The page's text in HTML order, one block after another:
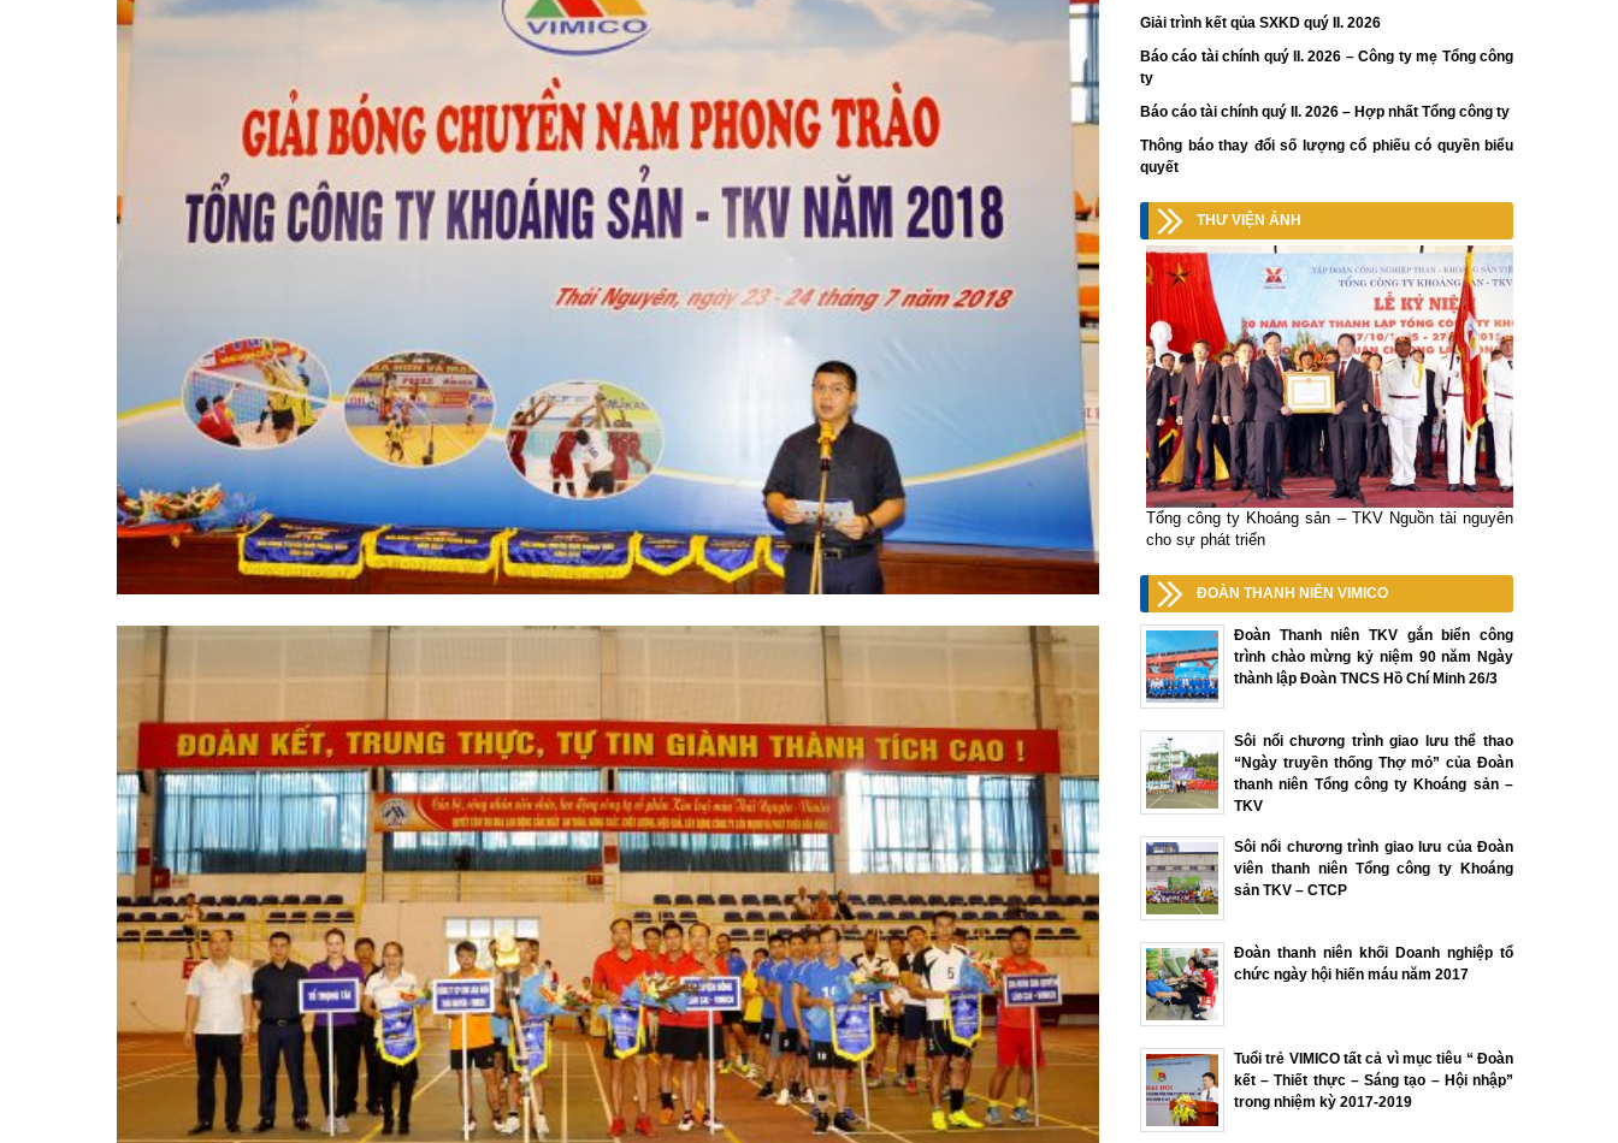
Giải trình kết qủa SXKD quý II. 2026
Báo cáo tài chính quý II. 2026 – Công ty mẹ Tổng công
ty
Báo cáo tài chính quý II. 2026 – Hợp nhất Tổng công ty
Thông báo thay đổi số lượng cổ phiếu có quyền biểu
quyết
THƯ VIỆN ẢNH
Tổng công ty Khoáng sản – TKV Nguồn tài nguyên
cho sự phát triển
ĐOÀN THANH NIÊN VIMICO
Đoàn Thanh niên TKV gắn biển công
trình chào mừng kỷ niệm 90 năm Ngày
thành lập Đoàn TNCS Hồ Chí Minh 26/3
Sôi nổi chương trình giao lưu thể thao
“Ngày truyền thống Thợ mỏ” của Đoàn
thanh niên Tổng công ty Khoáng sản –
TKV
Sôi nổi chương trình giao lưu của Đoàn
viên thanh niên Tổng công ty Khoáng
sản TKV – CTCP
Đoàn thanh niên khối Doanh nghiệp tổ
chức ngày hội hiến máu năm 2017
Tuổi trẻ VIMICO tất cả vì mục tiêu “ Đoàn
kết – Thiết thực – Sáng tạo – Hội nhập”
trong nhiệm kỳ 2017-2019